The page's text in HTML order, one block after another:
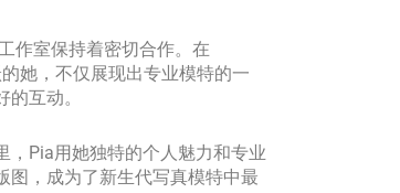
作室保持着密切合作。在
她，不仅展现出专业模特的一
互动。
，Pia用她独特的个人魅力和专业
图，成为了新生代写真模特中最